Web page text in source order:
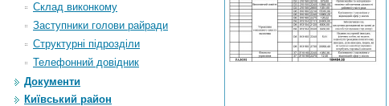
Склад виконкому
Заступники голови райради
Структурні підрозділи
Телефонний довідник
Документи
Київський район